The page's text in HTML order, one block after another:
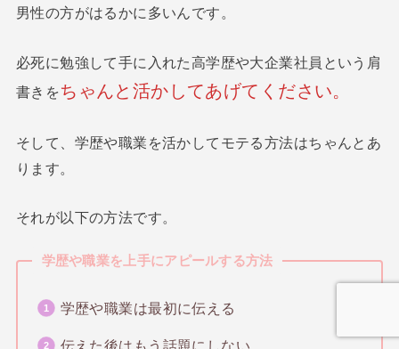
男性の方がはるかに多いんです。
必死に勉強して手に入れた高学歴や大企業社員という肩
書きをちゃんと活かしてあげてください。
そして、学歴や職業を活かしてモテる方法はちゃんとあ
ります。
それが以下の方法です。
学歴や職業を上手にアピールする方法
学歴や職業は最初に伝える
伝えた後はもう話題にしない